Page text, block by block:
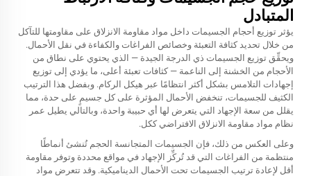
المتبادل
يؤثر توزيع أحجام الجسيمات داخل مواد مقاومة الانزلاق على مقاومتها للتآكل
من خلال تحديد كثافة التعبئة وخصائص الفراغات والكفاءة في نقل الأحمال.
ويحقِّق توزيع الجسيمات ذي الدرجة الجيدة — الذي يحتوي على نطاق من
الأحجام من الخشنة إلى الناعمة — كثافات تعبئة أعلى، ما يؤدي إلى توزيع
إجهادات التلامس بشكل أكثر انتظامًا عبر هيكل الركام. وبفضل هذا الترتيب
الكثيف للجسيمات، تنخفض الأحمال المؤثرة على كل جسيمٍ على حدة، مما
يقلل من سعة الإجهاد التي يتعرض لها أي حبيبة واحدة، وبالتالي يطيل عمر
نظام مواد مقاومة الانزلاق الافتراضي ككل.
وعلى العكس من ذلك، فإن الجسيمات المتجانسة الحجم تُنشئ أنماطًا
منتظمة من الفراغات التي قد تُركِّز الإجهاد في مواقع محددة وتوفر مقاومة
أقل لإعادة ترتيب الجسيمات تحت الأحمال الديناميكية. وقد تتعرض مواد